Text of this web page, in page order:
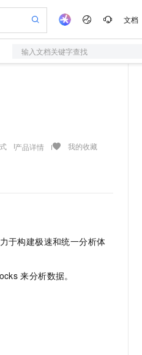
文档
输入文档关键字查找
产品详情 我的收藏
于构建极速和统一分析体
来分析数据。
畅自然，细节丰富
全托管，含MySQL、PostgreSQL、SQL Server、MariaDB多引擎
轻量
数字
实现
短信
联机服务器，轻松开启游戏
漫剧
快速
高效
验
视频创作，一键激活电商全链路生产力
AI
AI 生
先锋
飞天
所见
AI
从基
创
覆盖
精选
AI
新老
器 专
公司
作计划
伴
伴
服
Al
伙伴
更
合作
查询
登录
证 开
镜像
我
加
校园